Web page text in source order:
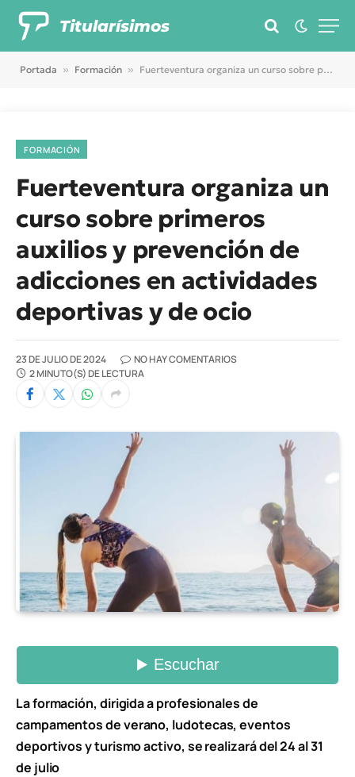
Titularísimos
Portada » Formación » Fuerteventura organiza un curso sobre primeros auxilios y prevención de adicciones en actividades deportivas y de ocio
FORMACIÓN
Fuerteventura organiza un
curso sobre primeros
auxilios y prevención de
adicciones en actividades
deportivas y de ocio
23 DE JULIO DE 2024
NO HAY COMENTARIOS
2 MINUTO(S) DE LECTURA
La formación, dirigida a profesionales de
campamentos de verano, ludotecas, eventos
deportivos y turismo activo, se realizará del 24 al 31
de julio